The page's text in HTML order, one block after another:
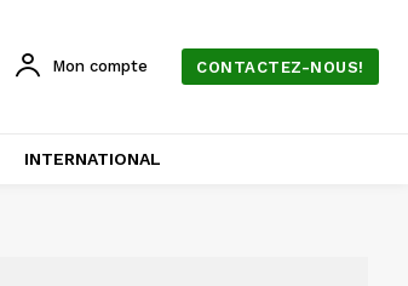
Mon compte CONTACTEZ-NOUS!
INTERNATIONAL